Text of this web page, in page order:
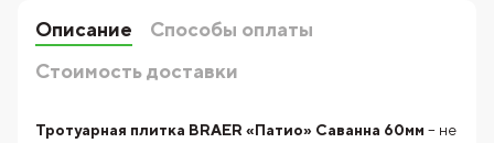
Описание
Способы оплаты
Стоимость доставки
Тротуарная плитка BRAER «Патио» Саванна 60мм – не